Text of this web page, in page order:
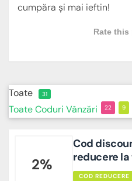
cumpăra și mai ieftin!
Rate this
Toate 31
ToateCoduri 9
Vânzări 22
2%
Cod
reducere
COD REDUCERE